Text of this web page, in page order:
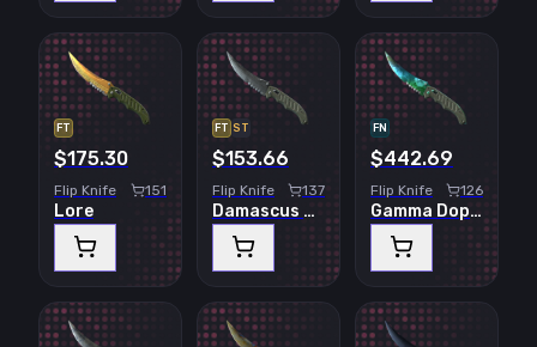
FT
$175.30
Flip Knife 151
Lore
FT ST
$153.66
Flip Knife 137
Damascus Steel
FN
$442.69
Flip Knife 126
Gamma Doppler